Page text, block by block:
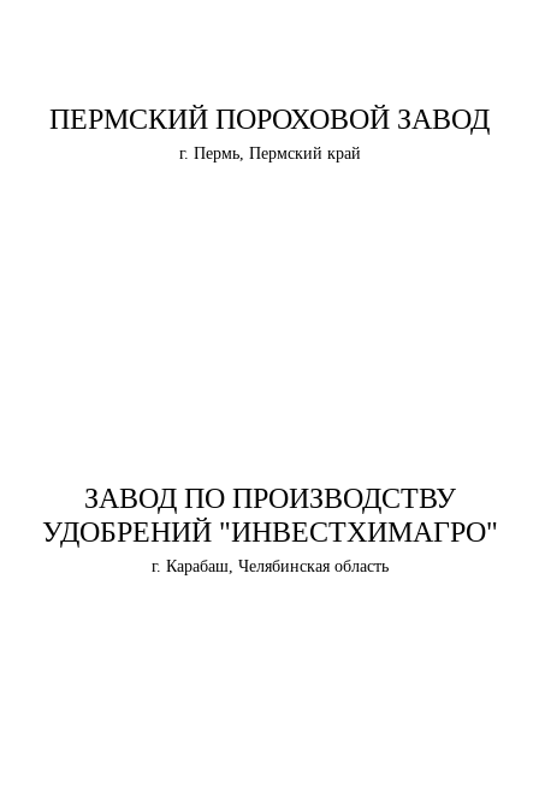
ПЕРМСКИЙ ПОРОХОВОЙ ЗАВОД
г. Пермь, Пермский край
ЗАВОД ПО ПРОИЗВОДСТВУ
УДОБРЕНИЙ "ИНВЕСТХИМАГРО"
г. Карабаш, Челябинская область